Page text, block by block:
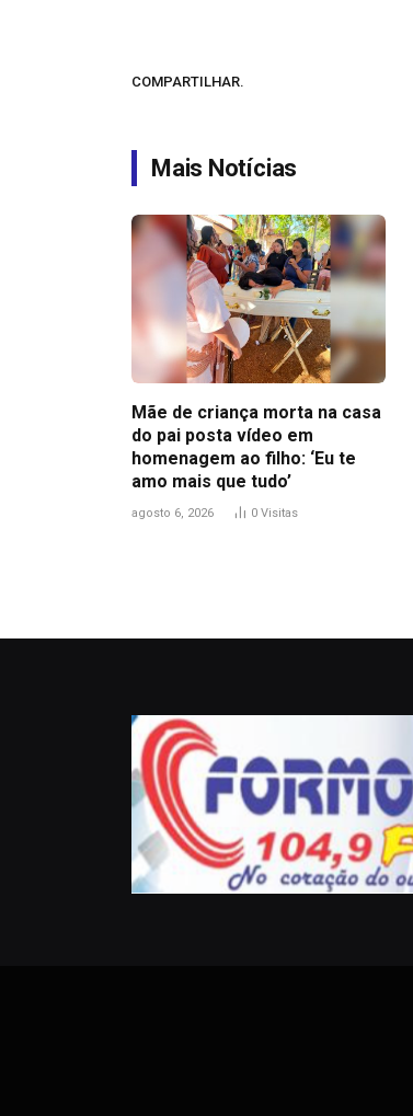
COMPARTILHAR.
Mais Notícias
Mãe de criança morta na casa
do pai posta vídeo em
homenagem ao filho: ‘Eu te
amo mais que tudo’
agosto 6, 2026 0 Visitas